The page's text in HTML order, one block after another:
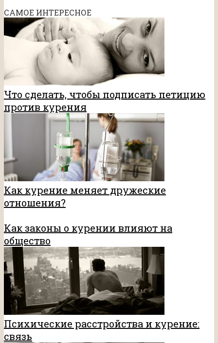
САМОЕ ИНТЕРЕСНОЕ
Что сделать, чтобы подписать петицию
против курения
Как курение меняет дружеские
отношения?
Как законы о курении влияют на
общество
Психические расстройства и курение:
связь